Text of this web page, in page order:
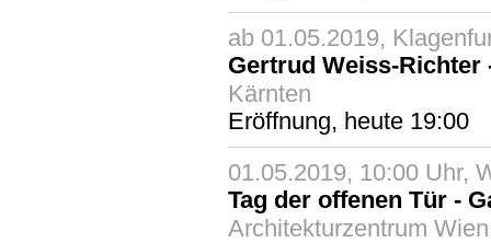
ab 01.05.2019,
Gertrud Weiss-Richter
Kärnten
Eröffnung, heute 19:00
01.05.2019, 10:00 Uhr,
Tag der offenen Tür -
Architekturzentrum Wien